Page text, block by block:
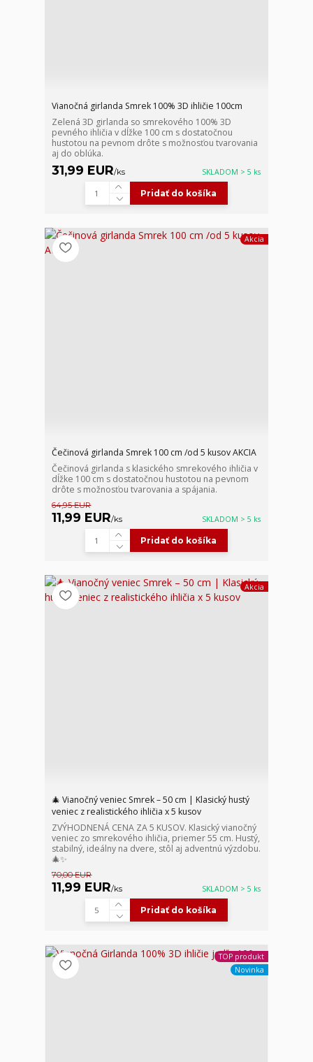
Vianočná girlanda Smrek 100% 3D ihličie 100cm
Zelená 3D girlanda so smrekového 100% 3D
pevného ihličia v dĺžke 100 cm s dostatočnou
hustotou na pevnom drôte s možnosťou tvarovania
aj do oblúka.
31,99 EUR/ks SKLADOM > 5 ks
Pridať do košíka
Akcia
Čečinová girlanda Smrek 100 cm /od 5 kusov AKCIA
Čečinová girlanda s klasického smrekového ihličia v
dĺžke 100 cm s dostatočnou hustotou na pevnom
drôte s možnosťou tvarovania a spájania.
64,95 EUR
11,99 EUR/ks SKLADOM > 5 ks
Pridať do košíka
Akcia
🎄 Vianočný veniec Smrek – 50 cm | Klasický hustý
veniec z realistického ihličia x 5 kusov
ZVÝHODNENÁ CENA ZA 5 KUSOV. Klasický vianočný
veniec zo smrekového ihličia, priemer 55 cm. Hustý,
stabilný, ideálny na dvere, stôl aj adventnú výzdobu.
🎄✨
70,00 EUR
11,99 EUR/ks SKLADOM > 5 ks
Pridať do košíka
TOP produkt
Novinka